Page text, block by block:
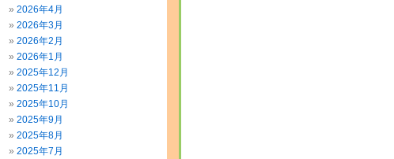
2026年4月
2026年3月
2026年2月
2026年1月
2025年12月
2025年11月
2025年10月
2025年9月
2025年8月
2025年7月